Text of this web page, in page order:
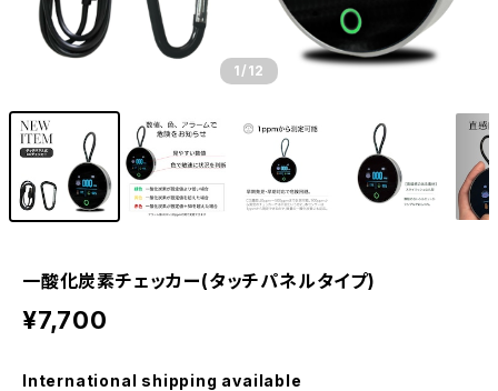
1 /12
一酸化炭素チェッカー(タッチパネルタイプ)
¥7,700
International shipping available